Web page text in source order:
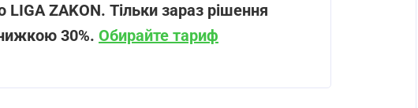
ZAKON. Тільки зараз рішення
30%. Обирайте тариф